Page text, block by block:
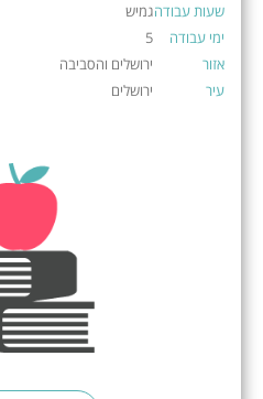
שעות עבודהגמיש
ימי עבודה
5
אזור
ירושלים והסביבה
עיר
ירושלים